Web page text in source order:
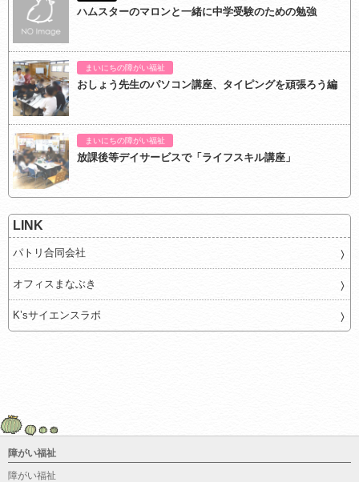
ハムスターのマロンと一緒に中学受験のための勉強
まいにちの障がい福祉
おしょう先生のパソコン講座、タイピングを頑張ろう編
まいにちの障がい福祉
放課後等デイサービスで「ライフスキル講座」
LINK
パトリ合同会社
オフィスまなぶき
K’sサイエンスラボ
障がい福祉
障がい福祉